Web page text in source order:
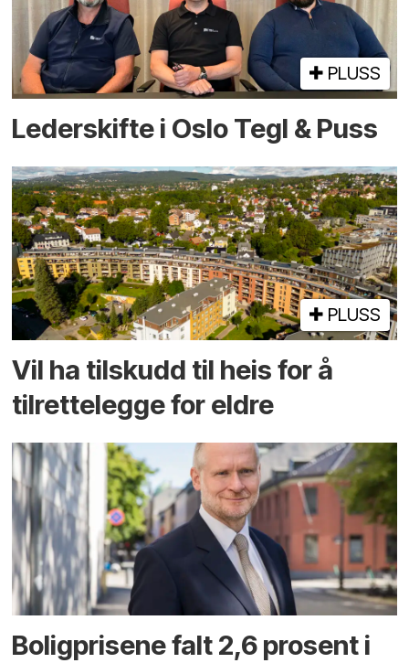
PLUSS
Lederskifte i Oslo Tegl & Puss
PLUSS
Vil ha tilskudd til heis for å
tilrettelegge for eldre
Boligprisene falt 2,6 prosent i